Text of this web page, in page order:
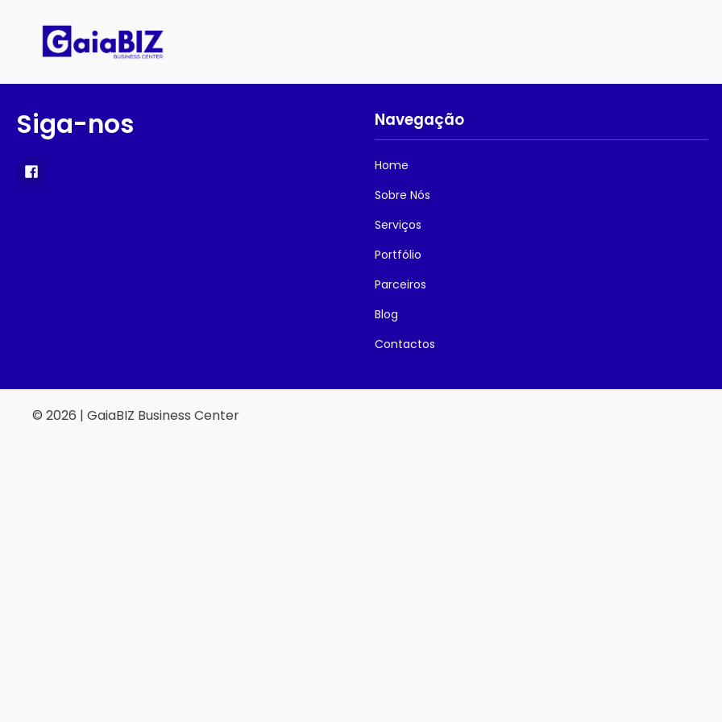
Siga-nos Navegação
Home
Sobre Nós
Serviços
Portfólio
Parceiros
Blog
Contactos
© 2026 | GaiaBIZ Business Center